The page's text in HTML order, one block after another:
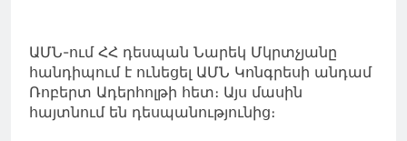
ԱՄՆ-ում ՀՀ դեսպան Նարեկ Մկրտչյանը
հանդիպում է ունեցել ԱՄՆ Կոնգրեսի անդամ
Ռոբերտ Ադերհոլթի հետ։ Այս մասին
հայտնում են դեսպանությունից։